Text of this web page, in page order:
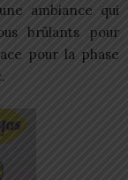
ambiance qui
brûlants pour
pour la phase